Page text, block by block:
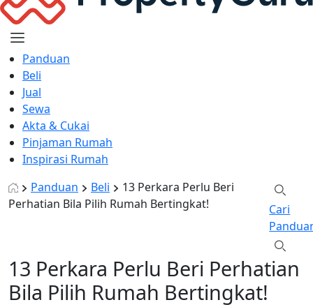
Panduan
Beli
Jual
Sewa
Akta & Cukai
Pinjaman Rumah
Inspirasi Rumah
Panduan
Beli
13 Perkara Perlu Beri
Perhatian Bila Pilih Rumah Bertingkat!
Cari
13 Perkara Perlu Beri Perhatian
Bila Pilih Rumah Bertingkat!